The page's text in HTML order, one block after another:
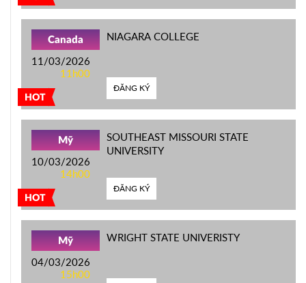
HOT
Canada
11/03/2026
11h00
NIAGARA COLLEGE
ĐĂNG KÝ
HOT
Mỹ
10/03/2026
14h00
SOUTHEAST MISSOURI STATE
UNIVERSITY
ĐĂNG KÝ
Mỹ
04/03/2026
15h00
WRIGHT STATE UNIVERISTY